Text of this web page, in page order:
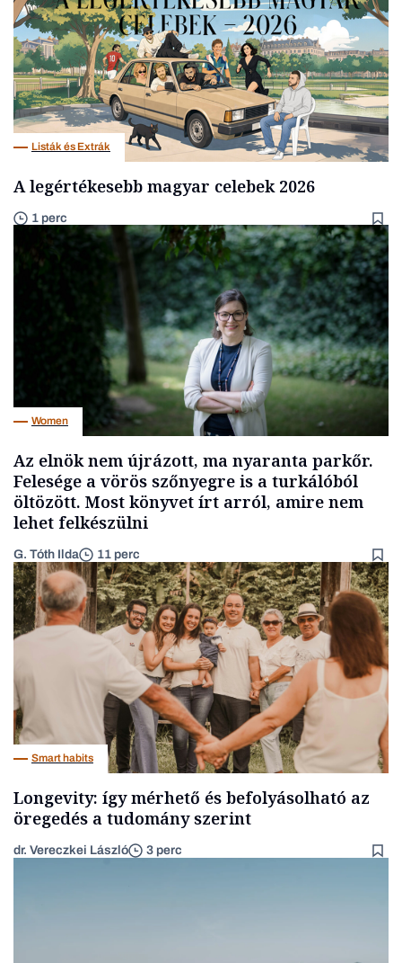
Listák és Extrák
A legértékesebb magyar celebek 2026
1 perc
Women
Az elnök nem újrázott, ma nyaranta parkőr.
Felesége a vörös szőnyegre is a turkálóból
öltözött. Most könyvet írt arról, amire nem
lehet felkészülni
G. Tóth Ilda 11 perc
Smart habits
Longevity: így mérhető és befolyásolható az
öregedés a tudomány szerint
dr. Vereczkei László 3 perc